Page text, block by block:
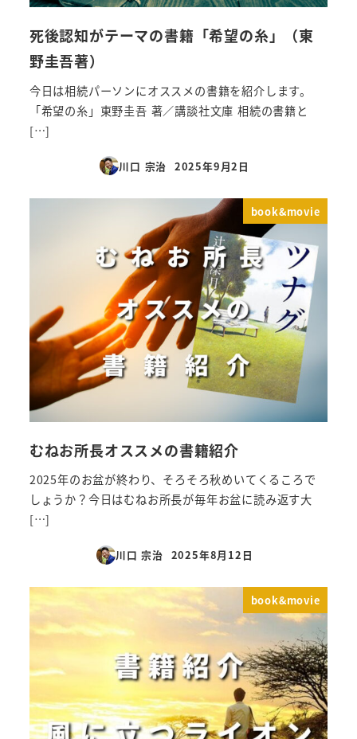
死後認知がテーマの書籍「希望の糸」（東
野圭吾著）
今日は相続パーソンにオススメの書籍を紹介します。
「希望の糸」東野圭吾 著／講談社文庫 相続の書籍と
[…]
川口 宗治
投稿日
2025年9月2日
book&movie
むねお所長オススメの書籍紹介
2025年のお盆が終わり、そろそろ秋めいてくるころで
しょうか？今日はむねお所長が毎年お盆に読み返す大
[…]
川口 宗治
投稿日
2025年8月12日
book&movie